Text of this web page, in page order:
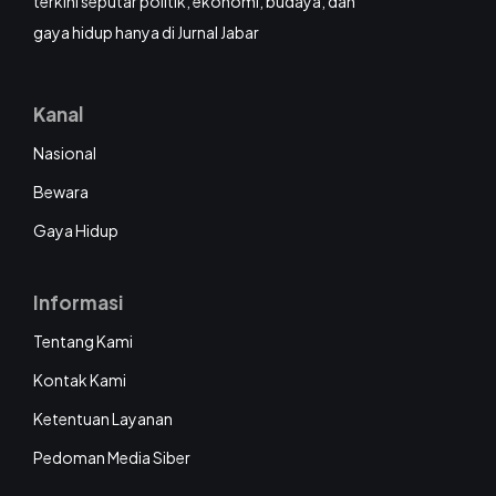
gaya hidup hanya di Jurnal Jabar
Kanal
Nasional
Bewara
Gaya Hidup
Informasi
Tentang Kami
Kontak Kami
Ketentuan Layanan
Pedoman Media Siber